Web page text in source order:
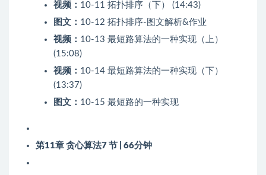
视频： 10-11 拓扑排序（下） (14:43)
图文： 10-12 拓扑排序-图文解析&作业
视频： 10-13 最短路算法的一种实现（上）
(15:08)
视频： 10-14 最短路算法的一种实现（下）
(13:37)
图文： 10-15 最短路的一种实现
第11章 贪心算法7 节 | 66分钟